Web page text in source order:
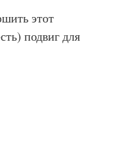
этот
подвиг для